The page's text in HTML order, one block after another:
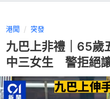
港聞 突發
九巴上非禮｜65歲
中三女生 警拒絕